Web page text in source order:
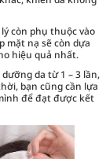
còn phụ thuộc vào
mặt nạ sẽ còn dựa
hiệu quả nhất.
da từ 1 – 3 lần,
bạn cũng cần lựa
để đạt được kết